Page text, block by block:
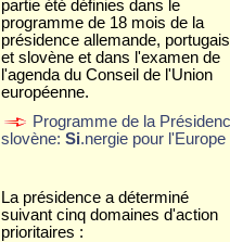
partie été définies dans le
programme de 18 mois de la
présidence allemande,
et slovène et dans l'examen de
l'agenda du Conseil de l'Union
européenne.
Programme de la
slovène:Si.nergie pour l'Europe
La présidence a déterminé
suivant cinq domaines d'action
prioritaires :